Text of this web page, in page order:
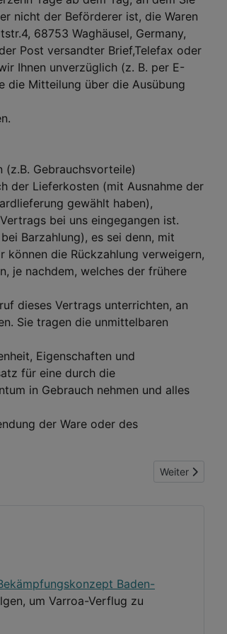
nicht der Beförderer ist, die Waren
68753 Waghäusel, Germany,
Post versandter Brief,Telefax oder
Ihnen unverzüglich (z. B. per E-
die Mitteilung über die Ausübung
Gebrauchsvorteile)
der Lieferkosten (mit Ausnahme der
gewählt haben),
bei uns eingegangen ist.
Barzahlung), es sei denn, mit
können die Rückzahlung verweigern,
je nachdem, welches der frühere
dieses Vertrags unterrichten, an
Sie tragen die unmittelbaren
Eigenschaften und
für eine durch die
in Gebrauch nehmen und alles
der Ware oder des
Nächster
Weiter
Baden-
um Varroa-Verflug zu